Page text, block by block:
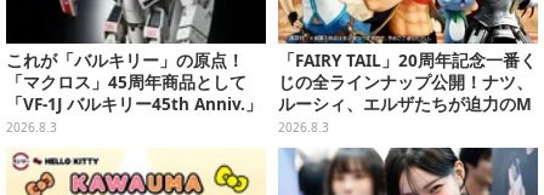
これが「バルキリー」の原点！
「マクロス」45周年商品として
「VF-1J バルキリー45th Anniv.」
が予約開始
2026.8.3
「FAIRY TAIL」20周年記念一番く
じの全ラインナップ公開！ナツ、
ルーシィ、エルザたちが迫力のM
ASTERLISEで初登場
2026.8.3